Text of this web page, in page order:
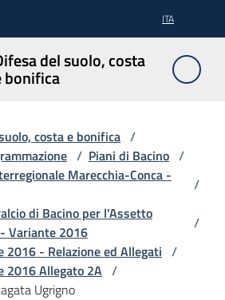
ITA
del suolo, costa
bonifica
costa e bonifica /
/ Piani di Bacino /
Marecchia-Conca -
/
di Bacino per l'Assetto
Variante 2016
/
2016 - Relazione ed Allegati /
2016 Allegato 2A /
Ugrigno